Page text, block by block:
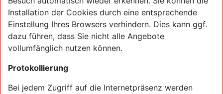
Installation der Cookies durch eine entsprechende
Einstellung Ihres Browsers verhindern. Dies kann ggf.
dazu führen, dass Sie nicht alle Angebote
vollumfänglich nutzen können.
Protokollierung
Bei jedem Zugriff auf die Internetpräsenz werden